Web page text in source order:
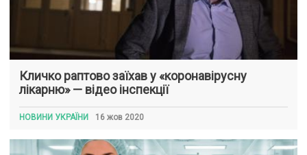
Кличко раптово заїхав у «коронавірусну
лікарню» — відео інспекції
НОВИНИ УКРАЇНИ 16 жов 2020